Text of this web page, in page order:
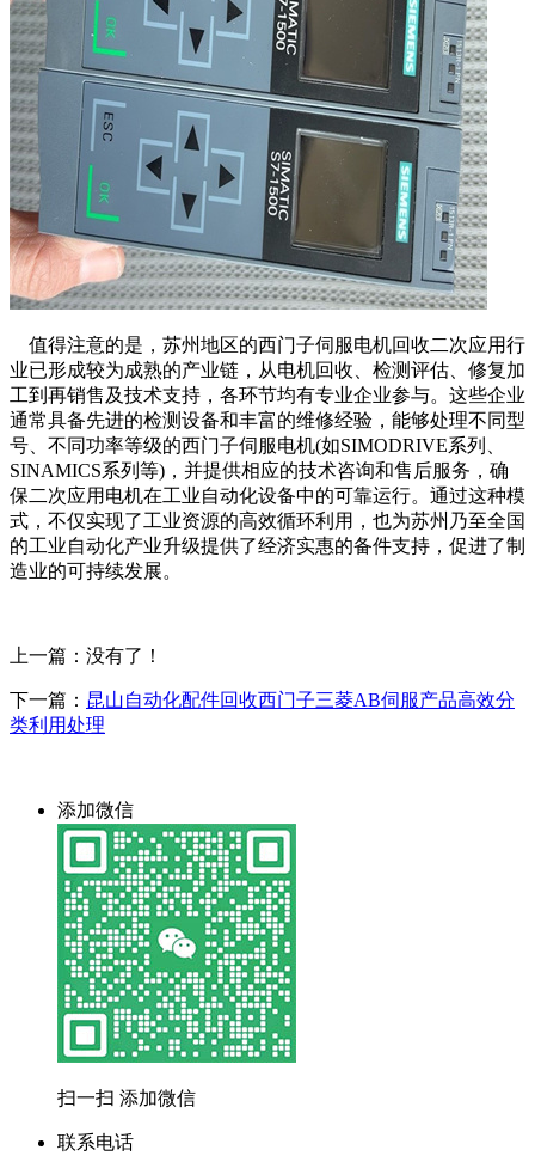
值得注意的是，苏州地区的西门子伺服电机回收二次应用行
业已形成较为成熟的产业链，从电机回收、检测评估、修复加
工到再销售及技术支持，各环节均有专业企业参与。这些企业
通常具备先进的检测设备和丰富的维修经验，能够处理不同型
号、不同功率等级的西门子伺服电机(如SIMODRIVE系列、
SINAMICS系列等)，并提供相应的技术咨询和售后服务，确
保二次应用电机在工业自动化设备中的可靠运行。通过这种模
式，不仅实现了工业资源的高效循环利用，也为苏州乃至全国
的工业自动化产业升级提供了经济实惠的备件支持，促进了制
造业的可持续发展。
上一篇：没有了！
下一篇： 昆山自动化配件回收西门子三菱AB伺服产品高效分
类利用处理
添加微信
扫一扫 添加微信
联系电话